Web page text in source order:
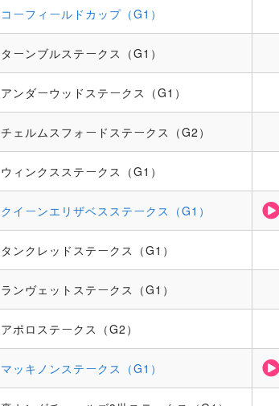
コーフィールドカップ（G1）
ターンブルステークス（G1）
アンダーウッドステークス（G1）
チェルムスフォードステークス（G2）
ウィンクスステークス（G1）
クイーンエリザベスステークス（G1）
タンクレッドステークス（G1）
ランヴェットステークス（G1）
アポロステークス（G2）
マッキノンステークス（G1）